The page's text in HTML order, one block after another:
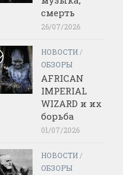
смерть
26/07/2026
НОВОСТИ /
ОБЗОРЫ
AFRICAN
IMPERIAL
WIZARD и их
борьба
01/07/2026
НОВОСТИ /
ОБЗОРЫ